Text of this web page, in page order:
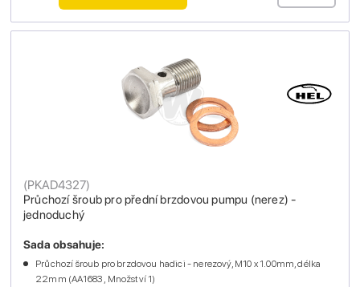
Průchozí šroub pro přední brzdovou pumpu (nerez) -
jednoduchý
(PKAD4327)
Sada obsahuje:
Průchozí šroub pro brzdovou hadici - nerezový, M10 x 1.00mm, délka
22mm (AA1683 , Množství 1)